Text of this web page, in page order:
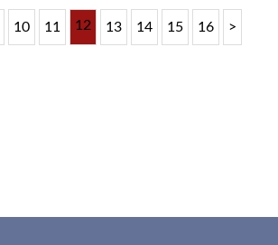
10 11 12 13 14 15 16 >